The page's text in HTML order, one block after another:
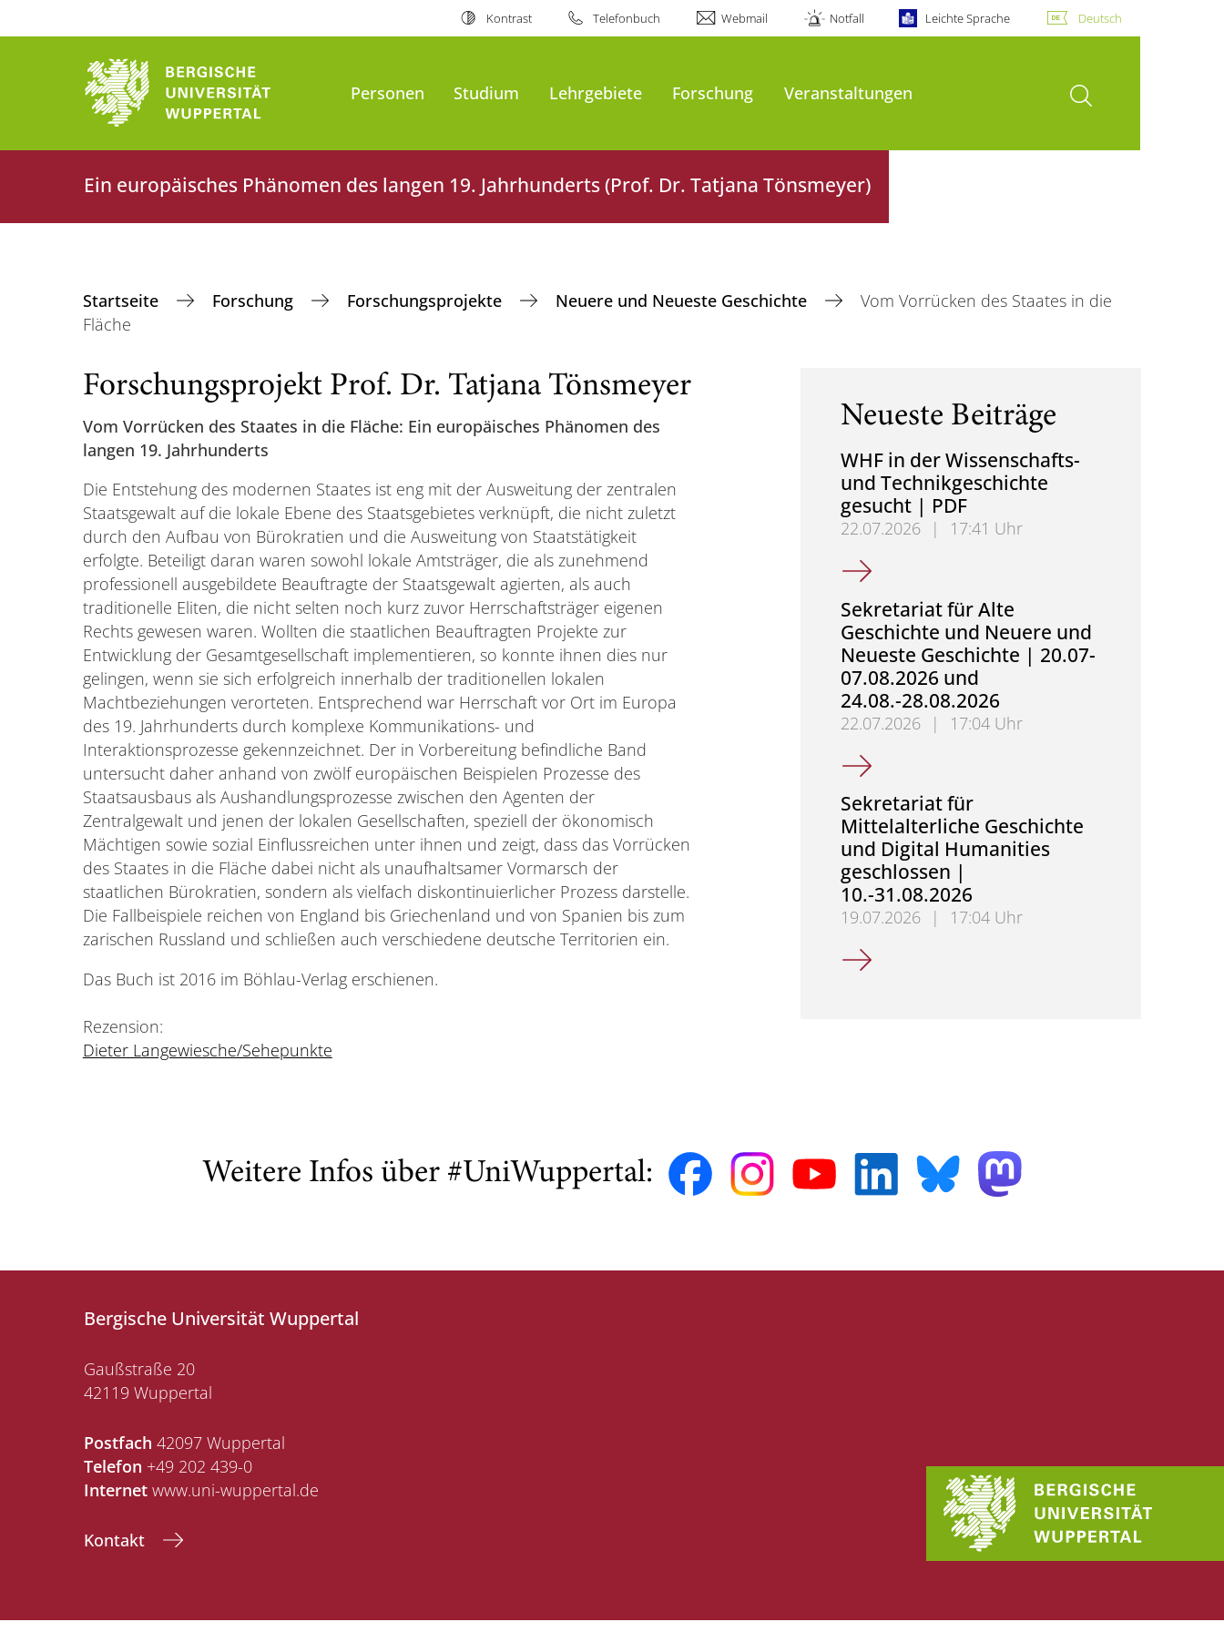
Kontrast Telefonbuch Webmail Notfall Leichte Sprache Deutsch
Personen Studium Lehrgebiete Forschung Veranstaltungen Suche öffnen
Ein europäisches Phänomen des langen 19. Jahrhunderts (Prof. Dr. Tatjana Tönsmeyer)
Startseite Forschung Forschungsprojekte Neuere und Neueste Geschichte
Vom Vorrücken des Staates in die
Fläche
Forschungsprojekt Prof. Dr. Tatjana Tönsmeyer
Vom Vorrücken des Staates in die Fläche: Ein europäisches Phänomen des
langen 19. Jahrhunderts
Die Entstehung des modernen Staates ist eng mit der Ausweitung der zentralen
Staatsgewalt auf die lokale Ebene des Staatsgebietes verknüpft, die nicht zuletzt
durch den Aufbau von Bürokratien und die Ausweitung von Staatstätigkeit
erfolgte. Beteiligt daran waren sowohl lokale Amtsträger, die als zunehmend
professionell ausgebildete Beauftragte der Staatsgewalt agierten, als auch
traditionelle Eliten, die nicht selten noch kurz zuvor Herrschaftsträger eigenen
Rechts gewesen waren. Wollten die staatlichen Beauftragten Projekte zur
Entwicklung der Gesamtgesellschaft implementieren, so konnte ihnen dies nur
gelingen, wenn sie sich erfolgreich innerhalb der traditionellen lokalen
Machtbeziehungen verorteten. Entsprechend war Herrschaft vor Ort im Europa
des 19. Jahrhunderts durch komplexe Kommunikations- und
Interaktionsprozesse gekennzeichnet. Der in Vorbereitung befindliche Band
untersucht daher anhand von zwölf europäischen Beispielen Prozesse des
Staatsausbaus als Aushandlungsprozesse zwischen den Agenten der
Zentralgewalt und jenen der lokalen Gesellschaften, speziell der ökonomisch
Mächtigen sowie sozial Einflussreichen unter ihnen und zeigt, dass das Vorrücken
des Staates in die Fläche dabei nicht als unaufhaltsamer Vormarsch der
staatlichen Bürokratien, sondern als vielfach diskontinuierlicher Prozess darstelle.
Die Fallbeispiele reichen von England bis Griechenland und von Spanien bis zum
zarischen Russland und schließen auch verschiedene deutsche Territorien ein.
Das Buch ist 2016 im Böhlau-Verlag erschienen.
Rezension:
Dieter Langewiesche/Sehepunkte
Neueste Beiträge
WHF in der Wissenschafts-
und Technikgeschichte
gesucht | PDF
22.07.2026 |
17:41 Uhr
WHF in der Wissenschafts- und Technikgeschichte
Sekretariat für Alte
Geschichte und Neuere und
Neueste Geschichte | 20.07-
07.08.2026 und
24.08.-28.08.2026
22.07.2026 |
17:04 Uhr
Sekretariat für Alte Geschichte und Neuere und
Sekretariat für
Mittelalterliche Geschichte
und Digital Humanities
geschlossen |
10.-31.08.2026
19.07.2026 |
17:04 Uhr
Sekretariat für Mittelalterliche Geschichte und
Weitere Infos über #UniWuppertal:
Bergische Universität Wuppertal
Gaußstraße 20
42119 Wuppertal
Postfach 42097 Wuppertal
Telefon +49 202 439-0
Internet www.uni-wuppertal.de
Kontakt